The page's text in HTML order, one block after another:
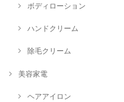
ボディローション
ハンドクリーム
除毛クリーム
美容家電
ヘアアイロン